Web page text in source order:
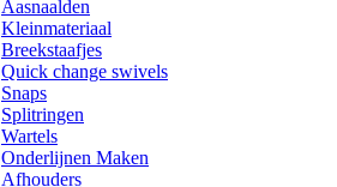
Aasnaalden
Kleinmateriaal
Breekstaafjes
Quick change swivels
Snaps
Splitringen
Wartels
Onderlijnen Maken
Afhouders